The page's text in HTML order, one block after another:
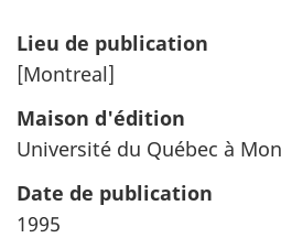
Lieu de publication
[Montreal]
Maison d'édition
Université du Québec à
Date de publication
1995